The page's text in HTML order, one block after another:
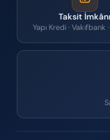
Taksit İmkânı
Yapı Kredi · Vakıfbank